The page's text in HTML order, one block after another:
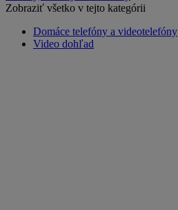
Zobraziť všetko v tejto kategórii
Domáce telefóny a videotelefóny
Video dohľad